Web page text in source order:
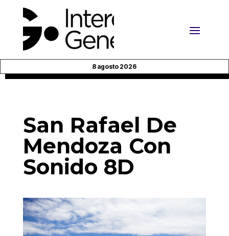
8 agosto 2026
San Rafael De
Mendoza Con
Sonido 8D